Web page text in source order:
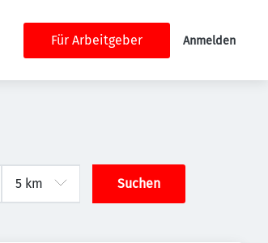
Für Arbeitgeber Anmelden
Suchen